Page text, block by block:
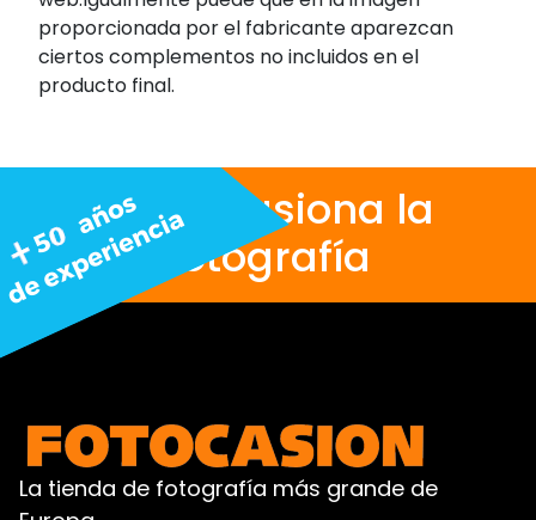
proporcionada por el fabricante aparezcan
ciertos complementos no incluidos en el
producto final.
Nos apasiona la
fotografía
La tienda de fotografía más grande de